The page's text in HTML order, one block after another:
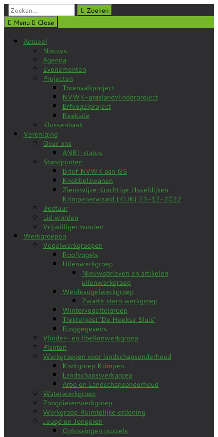
Zoeken:
Zoeken
Menu
Close
Actueel
Nieuws
Agenda
Evenementen
Projecten
Torenvalkproject
NVWK-graslandvlinderproject
Erfvogelproject
Reekade
Klussenbank
Vereniging
Over ons
ANBI-status
Standpunten
Brief NVWK aan GS
Knobbelzwanen
Zienswijze Krachtige IJsseldijken
Krimpenerwaard (KIJK) 23-12-2022
Bestuur
Lid worden
Vrijwilliger worden
Werkgroepen
Vogelwerkgroepen
Roofvogels
Uilenwerkgroep
Nieuwsbrieven en artikelen
uilenwerkgroep
Weidevogelwerkgroep
Zwarte stern werkgroep
Wintervogeltelgroep
Trektelpost ‘De Hoekse Sluis’
Ringgegevens
Vlinder- en libellenwerkgroep
Planten
Werkgroepen voor landschapsonderhoud
Knotgroep Krimpen
Landschapswerkgroep
Arbo en Landschapsonderhoud
Waterwerkgroep
Zoogdierenwerkgroep
Werkgroep Ruimtelijke ordening
Jeugd en Jongeren
Oplossingen puzzels